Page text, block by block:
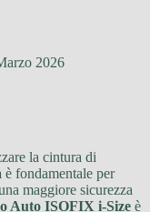
2026
la cintura di
è fondamentale per
maggiore sicurezza
Auto ISOFIX i-Size è